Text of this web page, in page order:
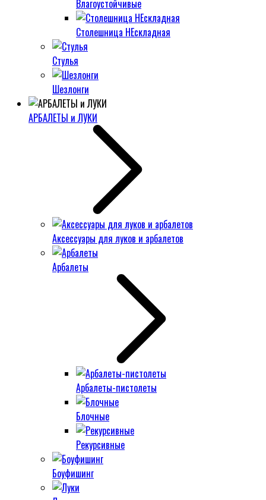
Влагоустойчивые
Столешница НЕскладная
Стулья
Шезлонги
АРБАЛЕТЫ и ЛУКИ
Аксессуары для луков и арбалетов
Арбалеты
Арбалеты-пистолеты
Блочные
Рекурсивные
Боуфишинг